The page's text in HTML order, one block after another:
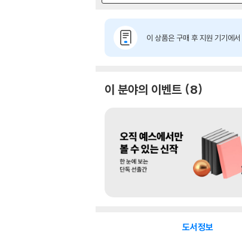
이 상품은 구매 후 지원 기기에서
이 분야의 이벤트 8
도서정보